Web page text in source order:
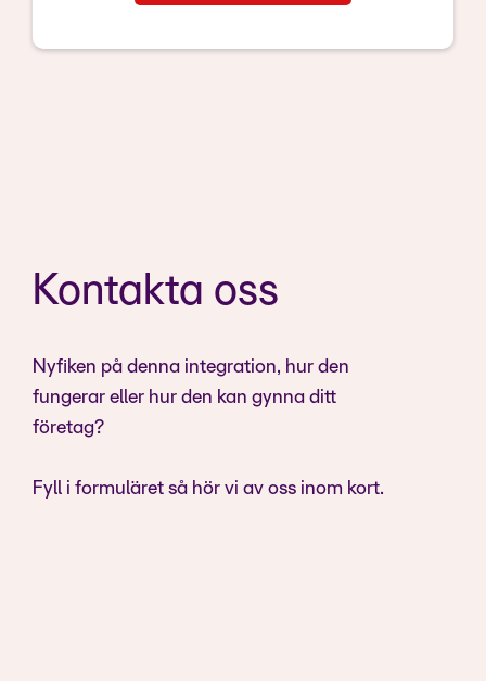
Kontakta oss
Nyfiken på denna integration, hur den
fungerar eller hur den kan gynna ditt
företag?
Fyll i formuläret så hör vi av oss inom kort.